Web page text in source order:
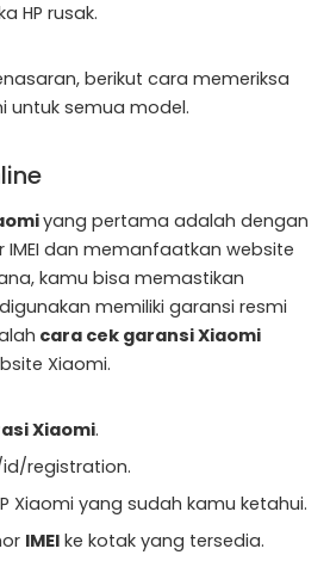
HP rusak.
berikut cara memeriksa
untuk semua model.
yang pertama adalah dengan
dan memanfaatkan website
kamu bisa memastikan
memiliki garansi resmi
cara cek garansi Xiaomi
Xiaomi.
Xiaomi.
registration.
Xiaomi yang sudah kamu ketahui.
IMEI ke kotak yang tersedia.